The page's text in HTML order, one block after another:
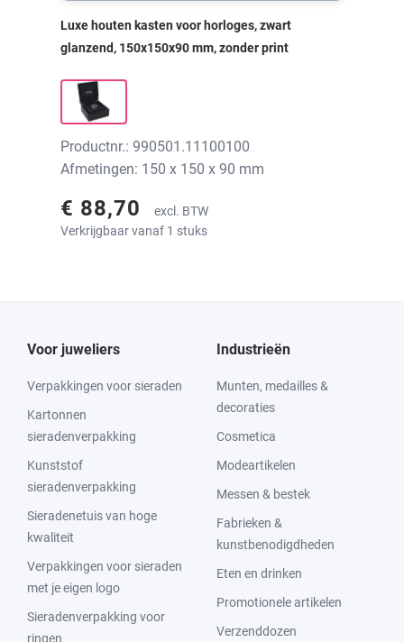
Luxe houten kasten voor horloges, zwart
glanzend, 150x150x90 mm, zonder print
Productnr.: 990501.11100100
Afmetingen: 150 x 150 x 90 mm
€ 88,70
excl. BTW
Verkrijgbaar vanaf 1 stuks
Voor juweliers
Verpakkingen voor sieraden
Kartonnen
sieradenverpakking
Kunststof
sieradenverpakking
Sieradenetuis van hoge
kwaliteit
Verpakkingen voor sieraden
met je eigen logo
Sieradenverpakking voor
ringen
Industrieën
Munten, medailles &
decoraties
Cosmetica
Modeartikelen
Messen & bestek
Fabrieken &
kunstbenodigdheden
Eten en drinken
Promotionele artikelen
Verzenddozen